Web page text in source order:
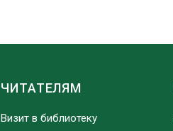
ЧИТАТЕЛЯМ
Визит в библиотеку